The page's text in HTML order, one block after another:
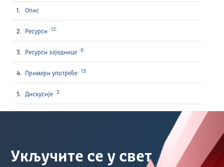
Опис
Ресурси 12
Ресурси заједнице 0
Примери употребе 13
Дискусије 2
Укључите се у свет